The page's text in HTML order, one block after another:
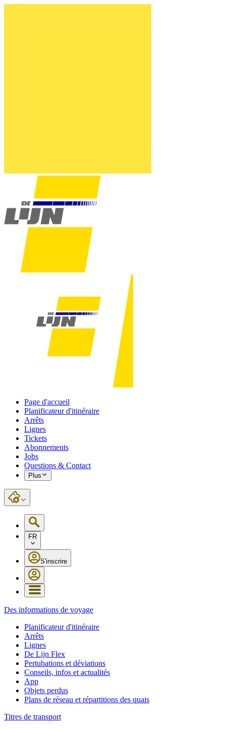
Page d'accueil
Planificateur d'itinéraire
Arrêts
Lignes
Tickets
Abonnements
Jobs
Questions & Contact
Plus
FR
S'inscrire
Des informations de voyage
Planificateur d'itinéraire
Arrêts
Lignes
De Lijn Flex
Pertubations et déviations
Conseils, infos et actualités
App
Objets perdus
Plans de réseau et répartitions des quais
Titres de transport